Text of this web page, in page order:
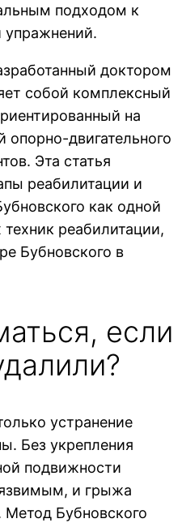
подходом к
упражнений.
доктором
собой комплексный
на
опорно-двигательного
Эта статья
реабилитации и
как одной
реабилитации,
Бубновского в
если
устранение
Без укрепления
подвижности
и грыжа
Бубновского